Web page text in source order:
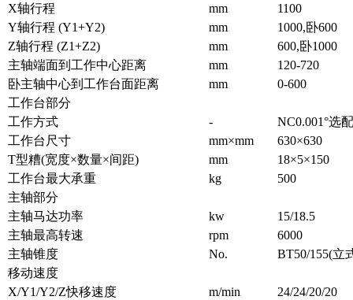
X轴行程
mm
1100
Y轴行程 (Y1+Y2)
mm
1000,卧600
Z轴行程 (Z1+Z2)
mm
600,卧1000
主轴端面到工作中心距离
mm
120-720
卧主轴中心到工作台面距离
mm
0-600
工作台部分
工作方式
-
NC0.001°选
工作台尺寸
mm×mm
630×630
T型糟(宽度×数量×间距)
mm
18×5×150
工作台最大承重
kg
500
主轴部分
主轴马达功率
kw
15/18.5
主轴最高转速
rpm
6000
主轴锥度
No.
BT50/155(立
移动速度
X/Y1/Y2/Z快移速度
m/min 24/24/20/20